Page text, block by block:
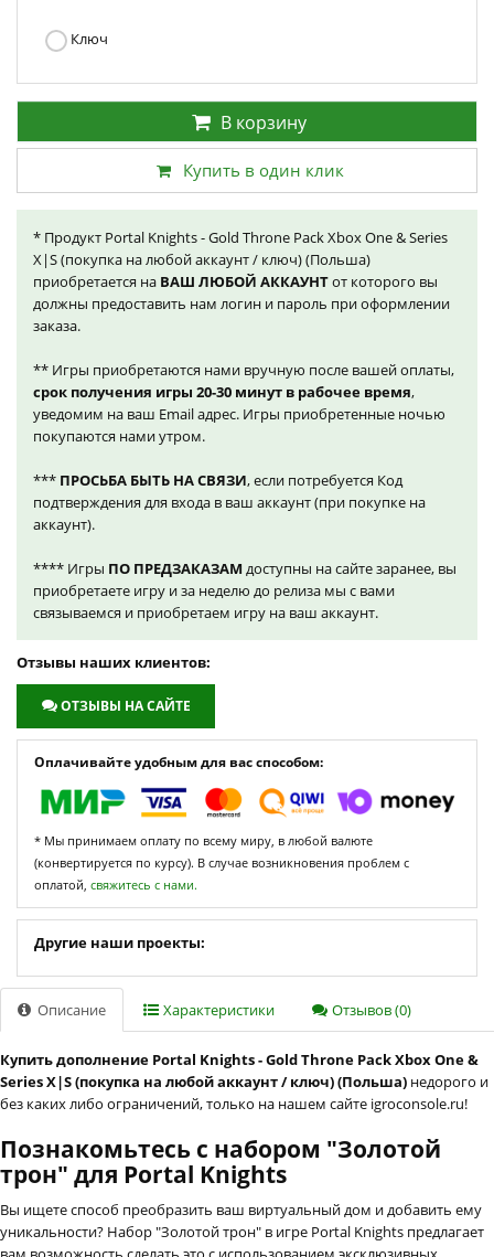
Ключ
В корзину
Купить в один клик
* Продукт Portal Knights - Gold Throne Pack Xbox One & Series
X|S (покупка на любой аккаунт / ключ) (Польша)
приобретается на ВАШ ЛЮБОЙ АККАУНТот которого вы
должны предоставить нам логин и пароль при оформлении
заказа.
** Игры приобретаются нами вручную после вашей оплаты,
срок получения игры 20-30 минут в рабочее время,
уведомим на ваш Email адрес. Игры приобретенные ночью
покупаются нами утром.
*** ПРОСЬБА БЫТЬ НА СВЯЗИ, если потребуется Код
подтверждения для входа в ваш аккаунт (при покупке на
аккаунт).
**** Игры ПО ПРЕДЗАКАЗАМ доступны на сайте заранее, вы
приобретаете игру и за неделю до релиза мы с вами
связываемся и приобретаем игру на ваш аккаунт.
Отзывы наших клиентов:
ОТЗЫВЫ НА САЙТЕ
Оплачивайте удобным для вас способом:
* Мы принимаем оплату по всему миру, в любой валюте
(конвертируется по курсу). В случае возникновения проблем с
оплатой, свяжитесь с нами.
Другие наши проекты:
Описание Характеристики Отзывов (0)
Купить дополнение Portal Knights - Gold Throne Pack Xbox One &
Series X|S (покупка на любой аккаунт / ключ) (Польша) недорого и
без каких либо ограничений, только на нашем сайте igroconsole.ru!
Познакомьтесь с набором "Золотой
трон" для Portal Knights
Вы ищете способ преобразить ваш виртуальный дом и добавить ему
уникальности? Набор "Золотой трон" в игре Portal Knights предлагает